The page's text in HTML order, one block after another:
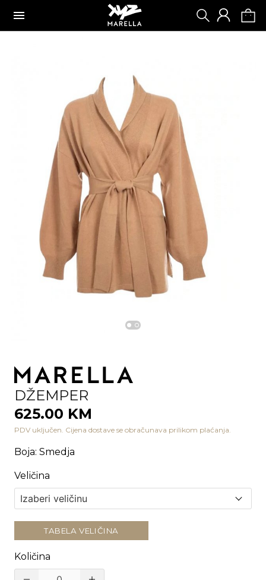
DŽEMPER
625.00 KM
PDV uključen. Cijena dostave se obračunava prilikom plaćanja.
Boja: Smedja
Veličina
TABELA VELIČINA
Količina